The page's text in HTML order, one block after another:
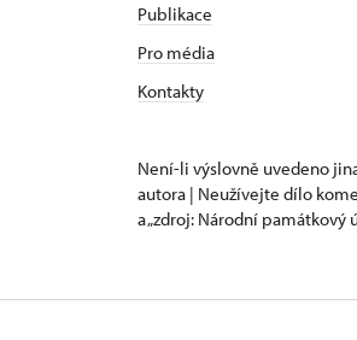
Publikace
Pro média
Kontakty
Není-li výslovně uvedeno
autora | Neužívejte dílo
a „zdroj: Národní památkový